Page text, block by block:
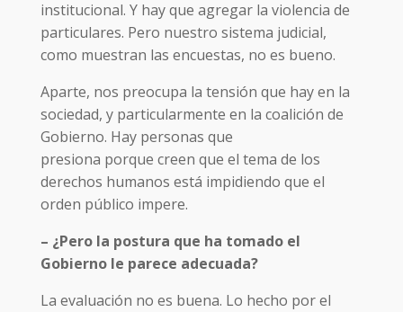
institucional. Y hay que agregar la violencia de
particulares. Pero nuestro sistema judicial,
como muestran las encuestas, no es bueno.
Aparte, nos preocupa la tensión que hay en la
sociedad, y particularmente en la coalición de
Gobierno. Hay personas que
presiona porque creen que el tema de los
derechos humanos está impidiendo que el
orden público impere.
– ¿Pero la postura que ha tomado el
Gobierno le parece adecuada?
La evaluación no es buena. Lo hecho por el